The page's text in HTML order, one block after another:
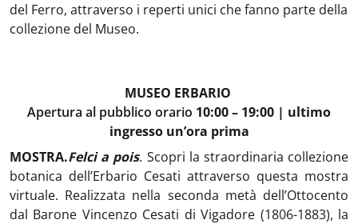
del Ferro, attraverso i reperti unici che fanno parte della
collezione del Museo.
MUSEO ERBARIO
Apertura al pubblico orario 10:00 – 19:00 | ultimo
ingresso un’ora prima
MOSTRA.Felci a pois. Scopri la straordinaria collezione
botanica dell’Erbario Cesati attraverso questa mostra
virtuale. Realizzata nella seconda metà dell’Ottocento
dal Barone Vincenzo Cesati di Vigadore (1806-1883), la